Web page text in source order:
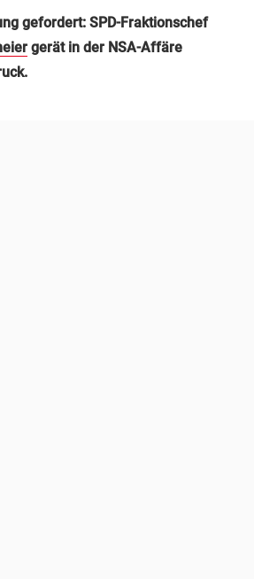
gefordert: SPD-Fraktionschef
gerät in der NSA-Affäre